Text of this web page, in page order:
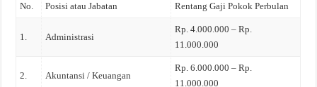
No. Posisi atau Jabatan Rentang Gaji Pokok Perbulan
1. Administrasi
Rp. 4.000.000 – Rp.
11.000.000
2. Akuntansi / Keuangan
Rp. 6.000.000 – Rp.
11.000.000